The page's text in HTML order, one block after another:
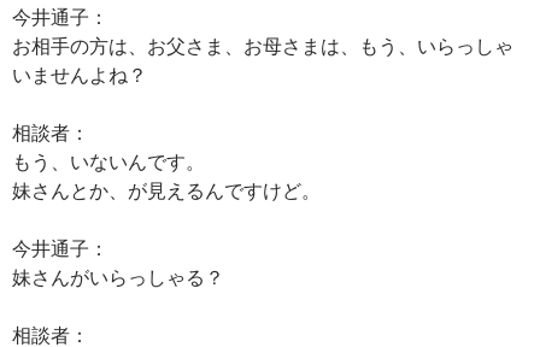
今井通子：
お相手の方は、お父さま、お母さまは、もう、いらっしゃ
いませんよね？
相談者：
もう、いないんです。
妹さんとか、が見えるんですけど。
今井通子：
妹さんがいらっしゃる？
相談者：